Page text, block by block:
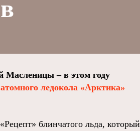
Масленицы – в этом году
атомного ледокола «Арктика»
блинчатого льда, который